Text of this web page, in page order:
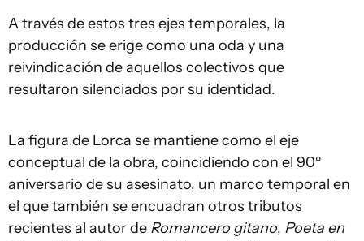
A través de estos tres ejes temporales, la
producción se erige como una oda y una
reivindicación de aquellos colectivos que
resultaron silenciados por su identidad.
La figura de Lorca se mantiene como el eje
conceptual de la obra, coincidiendo con el 90º
aniversario de su asesinato, un marco temporal en
el que también se encuadran otros tributos
recientes al autor de Romancero gitano, Poeta en